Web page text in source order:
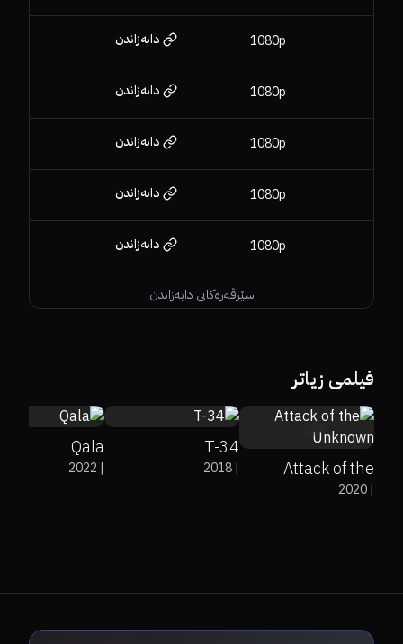
سێرڤەرەکانی دابەزاندن
1080p دابەزاندن
1080p دابەزاندن
1080p دابەزاندن
1080p دابەزاندن
1080p دابەزاندن
فیلمی زیاتر
4.9
Attack of the
Unknown|
2020
T-34
|
2018
Qala
|
2022